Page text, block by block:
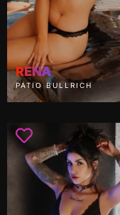
RENA
PATIO BULLRICH